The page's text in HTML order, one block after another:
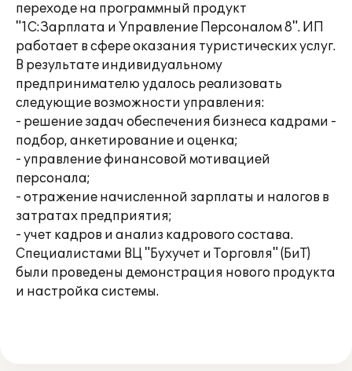
переходе на программный продукт
"1С:Зарплата и Управление Персоналом 8". ИП
работает в сфере оказания туристических услуг.
В результате индивидуальному
предпринимателю удалось реализовать
следующие возможности управления:
- решение задач обеспечения бизнеса кадрами -
подбор, анкетирование и оценка;
- управление финансовой мотивацией
персонала;
- отражение начисленной зарплаты и налогов в
затратах предприятия;
- учет кадров и анализ кадрового состава.
Специалистами ВЦ "Бухучет и Торговля" (БиТ)
были проведены демонстрация нового продукта
и настройка системы.